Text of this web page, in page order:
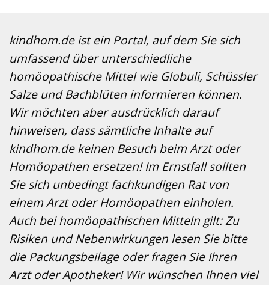
39,60 €36,37 €.
kindhom.de ist ein Portal, auf dem Sie sich
umfassend über unterschiedliche
homöopathische Mittel wie Globuli, Schüssler
Salze und Bachblüten informieren können.
Wir möchten aber ausdrücklich darauf
hinweisen, dass sämtliche Inhalte auf
kindhom.de keinen Besuch beim Arzt oder
Homöopathen ersetzen! Im Ernstfall sollten
Sie sich unbedingt fachkundigen Rat von
einem Arzt oder Homöopathen einholen.
Auch bei homöopathischen Mitteln gilt: Zu
Risiken und Nebenwirkungen lesen Sie bitte
die Packungsbeilage oder fragen Sie Ihren
Arzt oder Apotheker! Wir wünschen Ihnen viel